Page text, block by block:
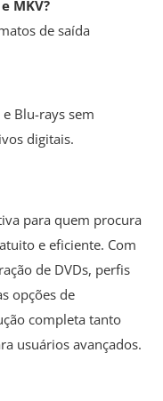
MKV?
de saída
Blu-rays sem
digitais.
para quem procura
e eficiente. Com
de DVDs, perfis
opções de
completa tanto
usuários avançados.